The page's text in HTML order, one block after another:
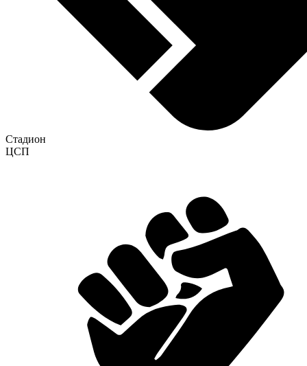
Стадион
ЦСП